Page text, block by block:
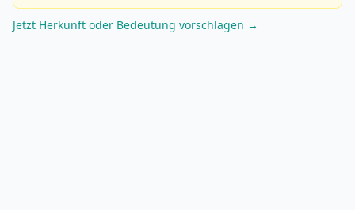
Jetzt Herkunft oder Bedeutung vorschlagen →